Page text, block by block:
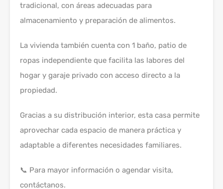
tradicional, con áreas adecuadas para
almacenamiento y preparación de alimentos.
La vivienda también cuenta con 1 baño, patio de
ropas independiente que facilita las labores del
hogar y garaje privado con acceso directo a la
propiedad.
Gracias a su distribución interior, esta casa permite
aprovechar cada espacio de manera práctica y
adaptable a diferentes necesidades familiares.
📞 Para mayor información o agendar visita,
contáctanos.